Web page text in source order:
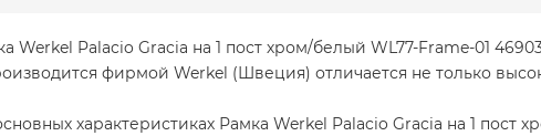
Werkel Palacio Gracia на 1 пост хром/белый WL77-Frame-01
фирмой Werkel (Швеция) отличается не только
характеристиках Рамка Werkel Palacio Gracia на 1 пост